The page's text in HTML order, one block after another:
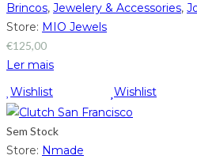
Brincos, Jewelery & Accessories,
Store: MIO Jewels
€125,00
Ler mais
Wishlist
Wishlist
Sem Stock
Store: Nmade